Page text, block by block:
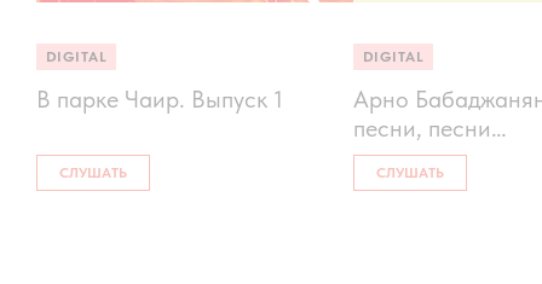
DIGITAL
В парке Чаир. Выпуск 1
СЛУШАТЬ
DIGITAL
Арно
песни, песни…
СЛУШАТЬ